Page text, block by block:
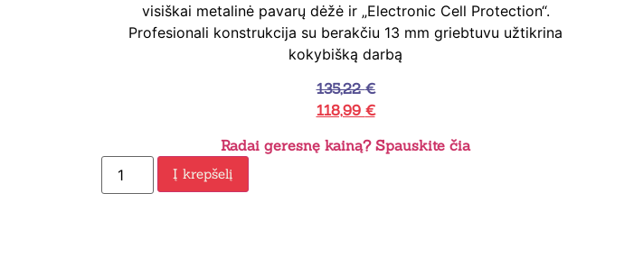
visiškai metalinė pavarų dėžė ir „Electronic Cell Protection“.
Profesionali konstrukcija su berakčiu 13 mm griebtuvu užtikrina
kokybišką darbą
135,22€
118,99 €
Radai geresnę kainą? Spauskite čia
Į krepšelį